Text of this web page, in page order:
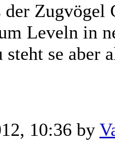
Zugvögel
Leveln in
steht se aber
10:36 by